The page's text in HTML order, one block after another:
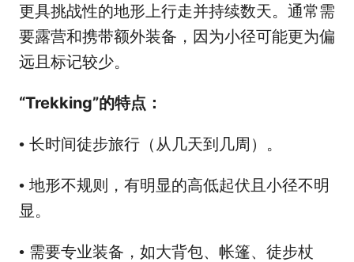
更具挑战性的地形上行走并持续数天。通常需
要露营和携带额外装备，因为小径可能更为偏
远且标记较少。
“Trekking”的特点：
•长时间徒步旅行（从几天到几周）。
•地形不规则，有明显的高低起伏且小径不明
显。
•需要专业装备，如大背包、帐篷、徒步杖